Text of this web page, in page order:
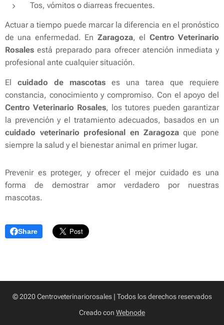
Tos, vómitos o diarreas frecuentes.
Actuar a tiempo puede marcar la diferencia en el pronóstico
de una enfermedad. En Zaragoza, el Centro Veterinario
Rosales está preparado para ofrecer atención inmediata y
profesional ante cualquier situación.
El cuidado de mascotas es una tarea que requiere
constancia, conocimiento y compromiso. Con el apoyo del
Centro Veterinario Rosales, los tutores pueden garantizar
la prevención y el tratamiento adecuados, basados en un
cuidado veterinario profesional en Zaragozaque pone
siempre la salud y el bienestar animal en primer lugar.
Prevenir es proteger, y ofrecer el mejor cuidado es una
forma de demostrar amor verdadero por nuestras
mascotas.
Share
© 2020 Centroveterinariorosales | Todos los derechos reservados
Creado con Webnode